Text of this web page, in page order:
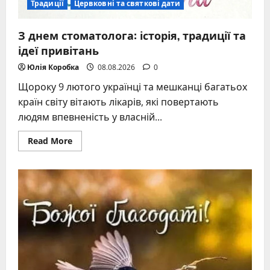
Традиції Цервковні та святкові дати
З днем стоматолога: історія, традиції та
ідеї привітань
Юлія Коробка 08.08.2026 0
Щороку 9 лютого українці та мешканці багатьох
країн світу вітають лікарів, які повертають
людям впевненість у власній...
Read MoreRead
more
днем
стоматолога:
історія,
традиції
та
ідеї
привітань